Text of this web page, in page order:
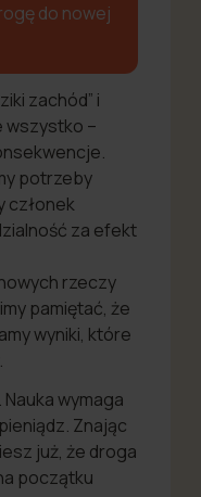
do nowej
zachód” i
wszystko –
potrzeby
członek
za efekt
rzeczy
pamiętać, że
wyniki, które
. Nauka wymaga
Znając
już, że droga
początku